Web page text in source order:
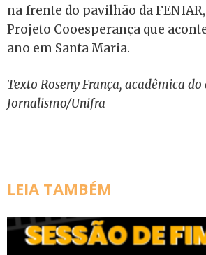
na frente do pavilhão da
Projeto Cooesperança que
ano em Santa Maria.
Texto Roseny França, acadêmica do
Jornalismo/Unifra
LEIA TAMBÉM